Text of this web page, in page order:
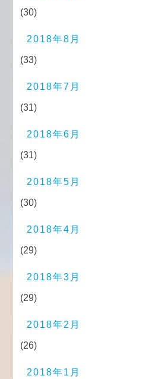
(30)
2018年8月
(33)
2018年7月
(31)
2018年6月
(31)
2018年5月
(30)
2018年4月
(29)
2018年3月
(29)
2018年2月
(26)
2018年1月